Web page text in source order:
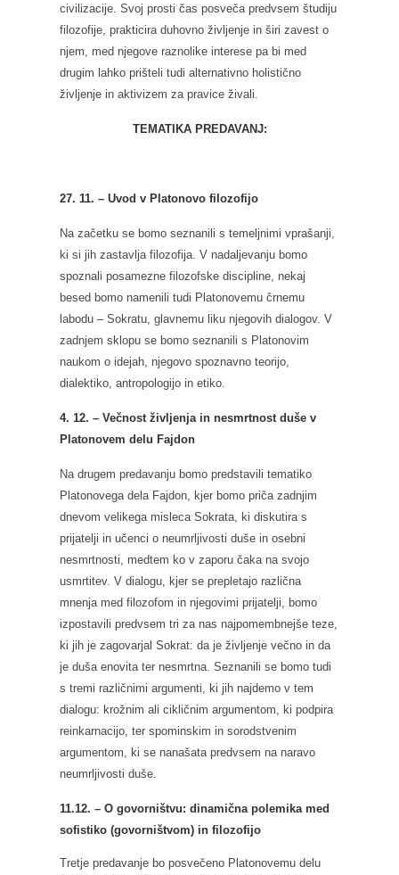
civilizacije. Svoj prosti čas posveča predvsem študiju
filozofije, prakticira duhovno življenje in širi zavest o
njem, med njegove raznolike interese pa bi med
drugim lahko prišteli tudi alternativno holistično
življenje in aktivizem za pravice živali.
TEMATIKA PREDAVANJ:
27. 11. – Uvod v Platonovo filozofijo
Na začetku se bomo seznanili s temeljnimi vprašanji,
ki si jih zastavlja filozofija. V nadaljevanju bomo
spoznali posamezne filozofske discipline, nekaj
besed bomo namenili tudi Platonovemu črnemu
labodu – Sokratu, glavnemu liku njegovih dialogov. V
zadnjem sklopu se bomo seznanili s Platonovim
naukom o idejah, njegovo spoznavno teorijo,
dialektiko, antropologijo in etiko.
4. 12. – Večnost življenja in nesmrtnost duše v
Platonovem delu Fajdon
Na drugem predavanju bomo predstavili tematiko
Platonovega dela Fajdon, kjer bomo priča zadnjim
dnevom velikega misleca Sokrata, ki diskutira s
prijatelji in učenci o neumrljivosti duše in osebni
nesmrtnosti, medtem ko v zaporu čaka na svojo
usmrtitev. V dialogu, kjer se prepletajo različna
mnenja med filozofom in njegovimi prijatelji, bomo
izpostavili predvsem tri za nas najpomembnejše teze,
ki jih je zagovarjal Sokrat: da je življenje večno in da
je duša enovita ter nesmrtna. Seznanili se bomo tudi
s tremi različnimi argumenti, ki jih najdemo v tem
dialogu: krožnim ali cikličnim argumentom, ki podpira
reinkarnacijo, ter spominskim in sorodstvenim
argumentom, ki se nanašata predvsem na naravo
neumrljivosti duše.
11.12. – O govorništvu: dinamična polemika med
sofistiko (govorništvom) in filozofijo
Tretje predavanje bo posvečeno Platonovemu delu